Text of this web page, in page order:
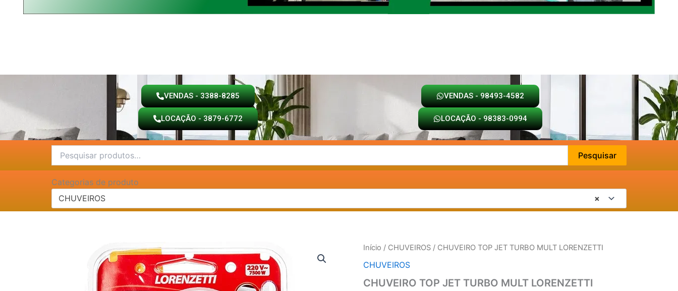
VENDAS - 3388-8285 VENDAS - 98493-4582
LOCAÇÃO - 3879-6772 LOCAÇÃO - 98383-0994
por:
Pesquisar
Categorias de produto
×
CHUVEIROS
Início / CHUVEIROS / CHUVEIRO TOP JET TURBO MULT LORENZETTI
CHUVEIROS
CHUVEIRO TOP JET TURBO MULT LORENZETTI
CHUVEIRO
JET
MULT